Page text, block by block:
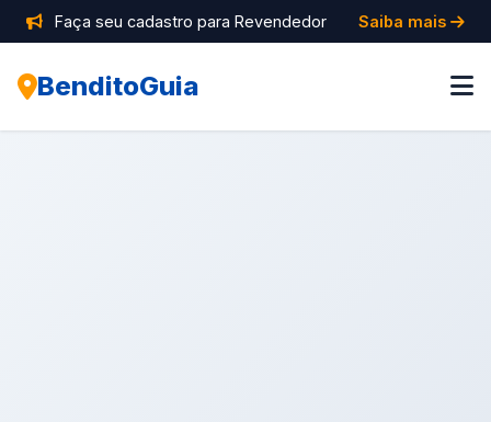
Faça seu cadastro para Revendedor Saiba mais
BenditoGuia